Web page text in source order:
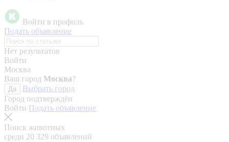
Войти в профиль
Подать объявление
Нет результатов
Войти
Москва
Ваш город Москва?
Да
Выбрать город
Город подтверждён
Войти Подать объявление
Поиск животных
среди 20 329 объявлений